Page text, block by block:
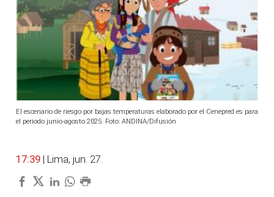
El escenario de riesgo por bajas temperaturas elaborado por el Cenepred es para
el periodo junio-agosto 2025. Foto: ANDINA/Difusión
17:39 | Lima, jun. 27.